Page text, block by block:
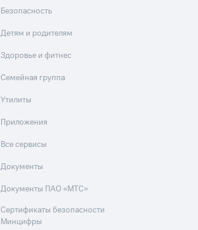
Безопасность
Детям и родителям
Здоровье и фитнес
Семейная группа
Утилиты
Приложения
Все сервисы
Документы
Документы ПАО «МТС»
Сертификаты безопасности
Минцифры